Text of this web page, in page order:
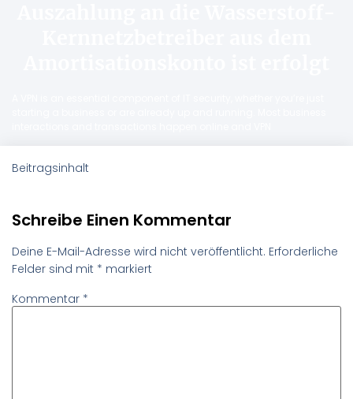
Beitragsinhalt
Schreibe Einen Kommentar
Deine E-Mail-Adresse wird nicht veröffentlicht. Erforderliche
Felder sind mit * markiert
Kommentar *